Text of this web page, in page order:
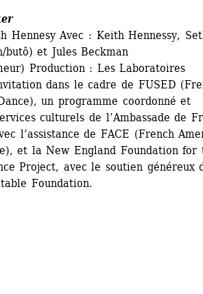
Hennesy Avec : Keith Hennessy,
butô) et Jules Beckman
Production : Les Laboratoires
dans le cadre de FUSED
un programme coordonné et
culturels de l’Ambassade de
l’assistance de FACE (French
et la New England Foundation for
Project, avec le soutien généreux
Foundation.